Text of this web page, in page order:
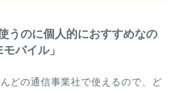
うのに個人的におすすめなの
バイル」
どの通信事業社で使えるので、ど